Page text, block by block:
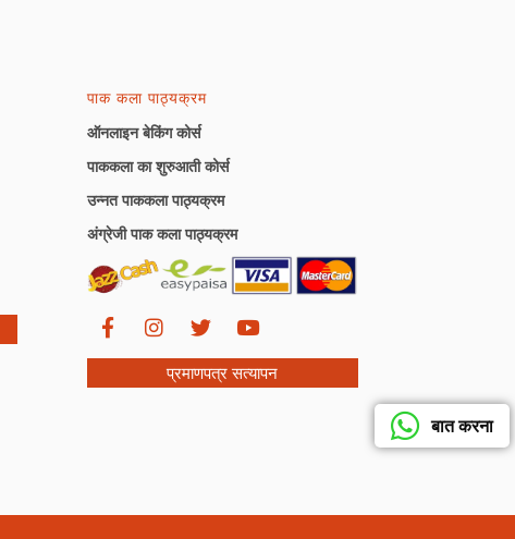
बात करना
पाक कला पाठ्यक्रम
ऑनलाइन बेकिंग कोर्स
पाककला का शुरुआती कोर्स
उन्नत पाककला पाठ्यक्रम
अंग्रेजी पाक कला पाठ्यक्रम
प्रमाणपत्र सत्यापन